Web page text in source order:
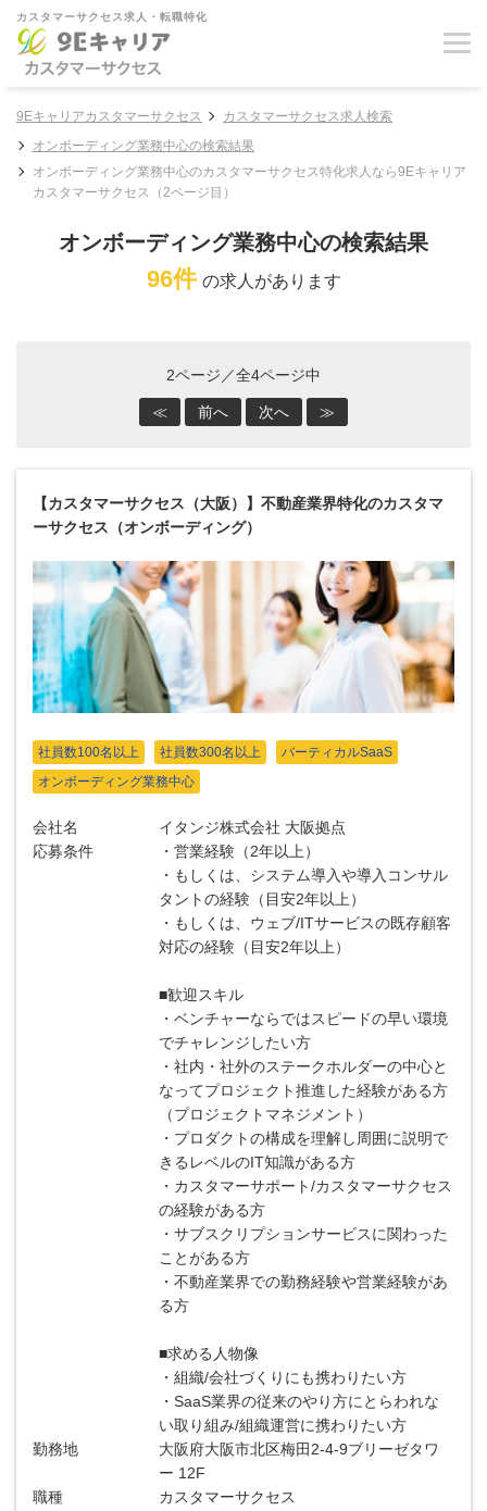
カスタマーサクセス求人・転職特化
9Eキャリアカスタマーサクセス
カスタマーサクセス求人検索
オンボーディング業務中心の検索結果
オンボーディング業務中心のカスタマーサクセス特化求人なら9Eキャリア
カスタマーサクセス（2ページ目）
オンボーディング業務中心の検索結果
96件 の求人があります
2ページ／全4ページ中
≪ 前へ 次へ ≫
【カスタマーサクセス（大阪）】不動産業界特化のカスタマ
ーサクセス（オンボーディング）
社員数100名以上 社員数300名以上
バーティカルSaaS
オンボーディング業務中心
会社名
イタンジ株式会社 大阪拠点
応募条件
・営業経験（2年以上）
・もしくは、システム導入や導入コンサル
タントの経験（目安2年以上）
・もしくは、ウェブ/ITサービスの既存顧客
対応の経験（目安2年以上）
■歓迎スキル
・ベンチャーならではスピードの早い環境
でチャレンジしたい方
・社内・社外のステークホルダーの中心と
なってプロジェクト推進した経験がある方
（プロジェクトマネジメント）
・プロダクトの構成を理解し周囲に説明で
きるレベルのIT知識がある方
・カスタマーサポート/カスタマーサクセス
の経験がある方
・サブスクリプションサービスに関わった
ことがある方
・不動産業界での勤務経験や営業経験があ
る方
■求める人物像
・組織/会社づくりにも携わりたい方
・SaaS業界の従来のやり方にとらわれな
い取り組み/組織運営に携わりたい方
勤務地
大阪府大阪市北区梅田2-4-9ブリーゼタワ
ー 12F
職種
カスタマーサクセス